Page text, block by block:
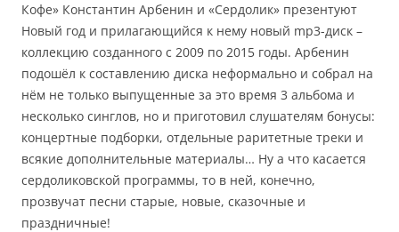
Кофе» Константин Арбенин и «Сердолик» презентуют
Новый год и прилагающийся к нему новый mp3-диск –
коллекцию созданного с 2009 по 2015 годы. Арбенин
подошёл к составлению диска неформально и собрал на
нём не только выпущенные за это время 3 альбома и
несколько синглов, но и приготовил слушателям бонусы:
концертные подборки, отдельные раритетные треки и
всякие дополнительные материалы… Ну а что касается
сердоликовской программы, то в ней, конечно,
прозвучат песни старые, новые, сказочные и
праздничные!